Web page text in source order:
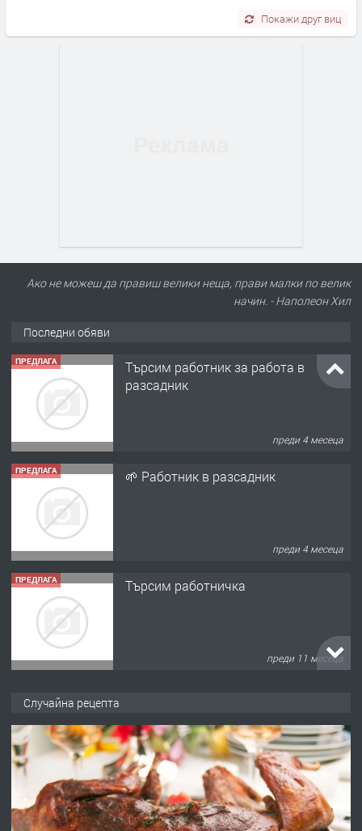
Покажи друг виц
Ако не можеш да правиш велики неща, прави малки по велик
начин. - Наполеон Хил
Последни обяви
разсадник
ПРЕДЛАГА
ПРЕДЛАГА
преди 11 месеца
ПРЕДЛАГА
преди 1 година
ПРЕДЛАГА Работа за общи работници
Случайна рецепта